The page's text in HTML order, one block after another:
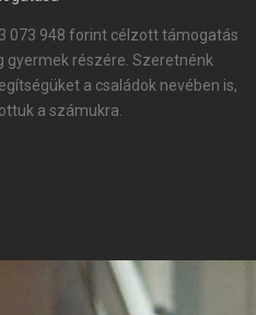
073 948 forint célzott támogatás
gyermek részére. Szeretnénk
a családok nevében is,
a számukra.